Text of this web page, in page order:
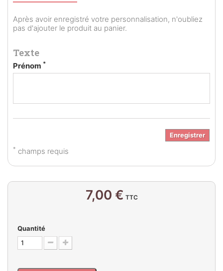
Après avoir enregistré votre personnalisation, n'oubliez
pas d'ajouter le produit au panier.
Texte
Prénom *
Enregistrer
* champs requis
7,00 € TTC
Quantité